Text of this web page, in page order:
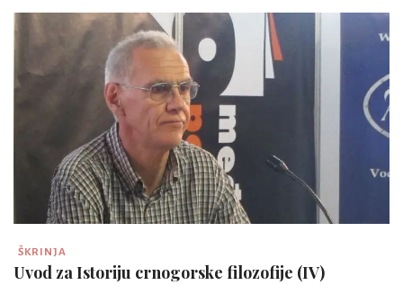
ŠKRINJA
Uvod za Istoriju crnogorske filozofije (IV)